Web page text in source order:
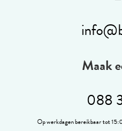
Maak
088
Op werkdagen bereikbaar tot